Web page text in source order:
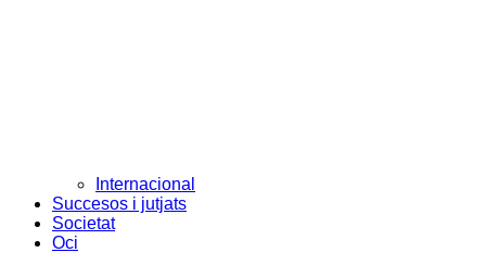
Internacional
Succesos i jutjats
Societat
Oci